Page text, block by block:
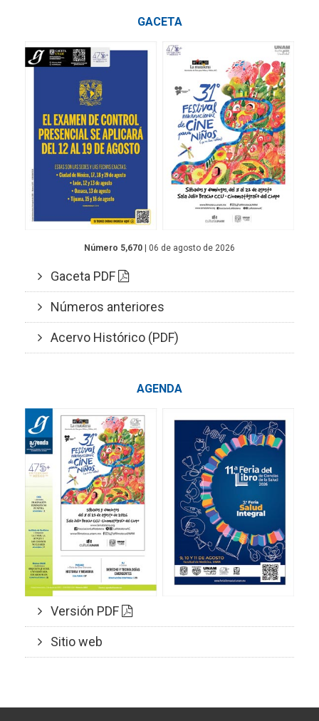
GACETA
Número 5,670 | 06 de agosto de 2026
Gaceta PDF
Números anteriores
Acervo Histórico (PDF)
AGENDA
Versión PDF
Sitio web